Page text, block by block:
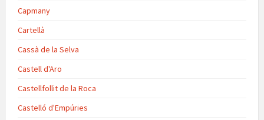
Capmany
Cartellà
Cassà de la Selva
Castell d'Aro
Castellfollit de la Roca
Castelló d'Empúries